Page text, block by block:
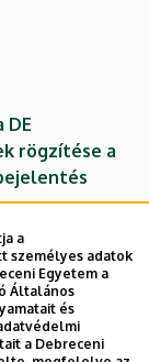
DE
rögzítése a
a
személyes adatok
Egyetem a
Általános
és
a Debreceni